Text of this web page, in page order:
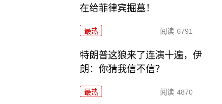
在给菲律宾掘墓！
最热 阅读 6791
特朗普这狼来了连演十遍，伊
朗：你猜我信不信？
最热 阅读 4870